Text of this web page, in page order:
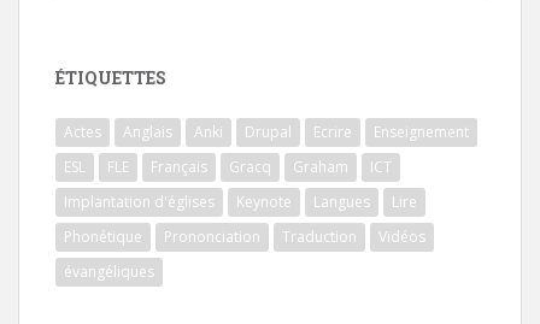
ÉTIQUETTES
Actes Anglais Anki Drupal Ecrire
Enseignement
ESL
FLE Français Gracq Graham
ICT
Implantation d'églises
Keynote Langues
Lire
Phonétique
Prononciation Traduction
Vidéos
évangéliques